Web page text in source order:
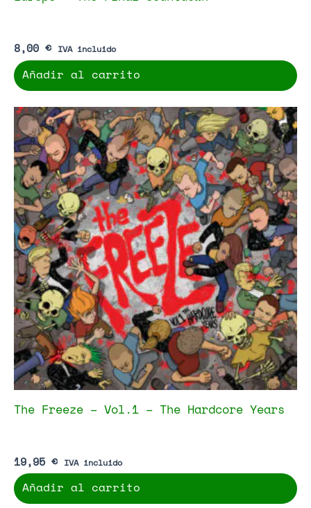
8,00 € IVA incluido
Añadir al carrito
The Freeze – Vol.1 – The Hardcore Years
19,95 € IVA incluido
Añadir al carrito